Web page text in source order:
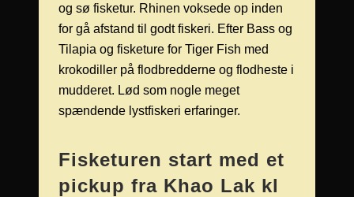
og sø fisketur. Rhinen voksede op inden
for gå afstand til godt fiskeri. Efter Bass og
Tilapia og fisketure for Tiger Fish med
krokodiller på flodbredderne og flodheste i
mudderet. Lød som nogle meget
spændende lystfiskeri erfaringer.
Fisketuren start med et
pickup fra Khao Lak kl